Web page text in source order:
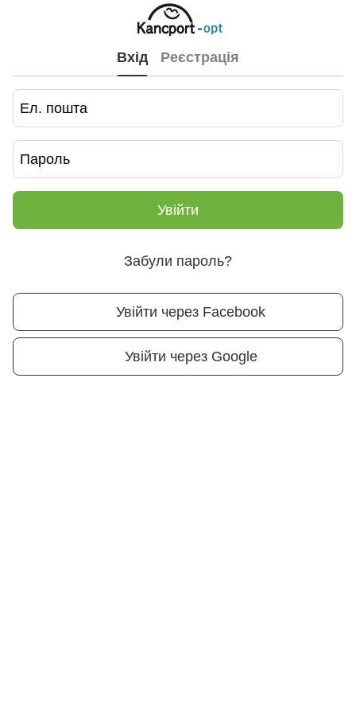
Вхід Реєстрація
Увійти
Забули пароль?
Увійти через Facebook
Увійти через Google